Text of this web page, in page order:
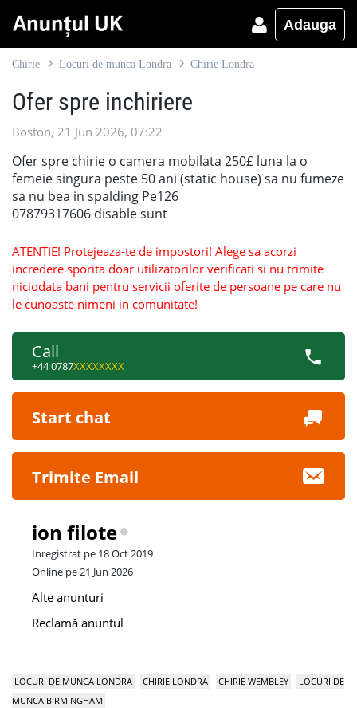
Adauga
Chirie Locuri de munca Londra Chirie Londra
Ofer spre inchiriere
Boston, 21 Jun 2026, 07:22
Ofer spre chirie o camera mobilata 250£ luna la o
femeie singura peste 50 ani (static house) sa nu fumeze
sa nu bea in spalding Pe126
07879317606 disable sunt
ATENTIE! Protejeaza-te de impostori! Alege sa acorzi
incredere sporita doar utilizatorilor verificati si nu trimite
niciodata bani pentru servicii oferite de persoane pe care nu
le cunoaste nimeni in comunitate!
Call
+44 0787XXXXXXXX
Start chat
Trimite Email
ion filote
Inregistrat pe 18 Oct 2019
Online pe 21 Jun 2026
Alte anunturi
Reclamă anuntul
LOCURI DE MUNCA LONDRA CHIRIE LONDRA CHIRIE WEMBLEY
LOCURI DE
MUNCA BIRMINGHAM